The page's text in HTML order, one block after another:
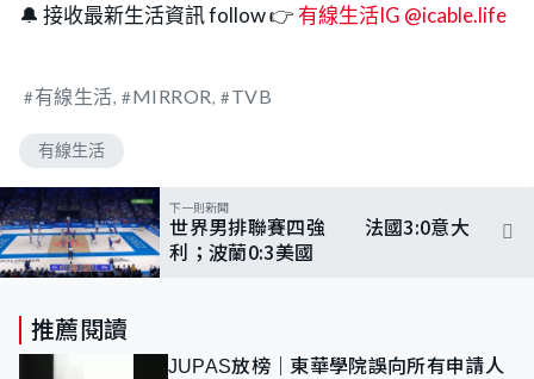
🔔 接收最新生活資訊 follow 👉 有線生活IG @icable.life
有線生活 MIRROR TVB
有線生活
下一則新聞
世界男排聯賽四強 法國3:0意大
利；波蘭0:3美國
推薦閱讀
JUPAS放榜｜東華學院誤向所有申請人